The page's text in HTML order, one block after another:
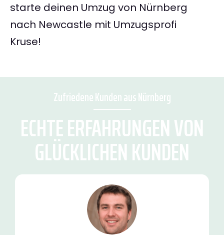
starte deinen Umzug von Nürnberg
nach Newcastle mit Umzugsprofi
Kruse!
Zufriedene Kunden aus Nürnberg
ECHTE ERFAHRUNGEN VON
GLÜCKLICHEN KUNDEN